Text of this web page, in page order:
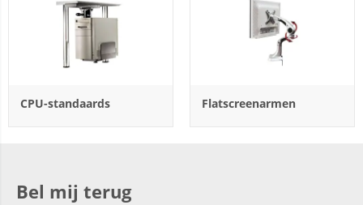
CPU-standaards Flatscreenarmen
Bel mij terug